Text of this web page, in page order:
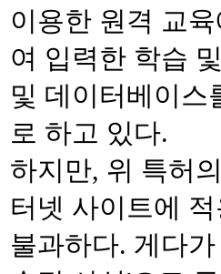
이용한 원격 교
여 입력한 학습
및 데이터베이스
로 하고 있다.
하지만, 위 특허
터넷 사이트에
불과하다. 게다